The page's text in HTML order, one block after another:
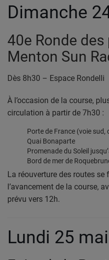
Dimanche
40e Ronde
Menton Sun
Dès 8h30 – Espace Rondelli
À l’occasion de la course,
circulation à partir de 7h30 :
Porte de France (voie
Quai Bonaparte
Promenade du Soleil
Bord de mer de
La réouverture des routes
l’avancement de la course,
prévu vers 12h.
Lundi 25